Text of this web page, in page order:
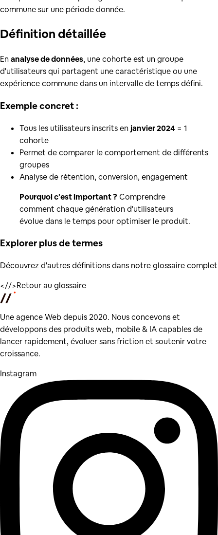
commune sur une période donnée.
Définition détaillée
Enanalyse de données, une cohorte est un groupe
d'utilisateurs qui partagent une caractéristique ou une
expérience commune dans un intervalle de temps défini.
Exemple concret :
Tous les utilisateurs inscrits en janvier 2024 = 1
cohorte
Permet de comparer le comportement de différents
groupes
Analyse de rétention, conversion, engagement
Pourquoi c'est important ? Comprendre
comment chaque génération d'utilisateurs
évolue dans le temps pour optimiser le produit.
Explorer plus determes
Découvrez d'autres définitions dans notre glossaire complet
<//>Retour au glossaire
Une agence Web depuis 2020. Nous concevons et
développons des produits web, mobile & IA capables de
lancer rapidement, évoluer sans friction et soutenir votre
croissance.
Instagram